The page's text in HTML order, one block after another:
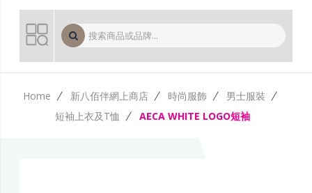
Home 新八佰伴網上商店 時尚服飾
男士服裝
短袖上衣及T恤
AECA WHITE LOGO短袖